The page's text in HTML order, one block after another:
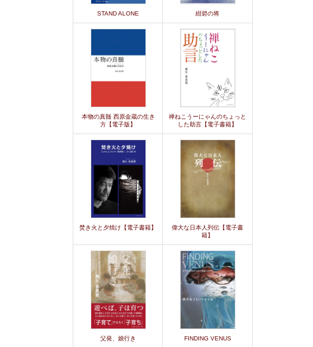
STAND ALONE 紺碧の将
本物の真髄 西原金蔵の生き
方【電子版】
禅ねこうーにゃんのちょっと
した助言【電子書籍】
焚き火と夕焼け【電子書籍】
偉大な日本人列伝【電子書
籍】
父発、娘行き FINDING VENUS